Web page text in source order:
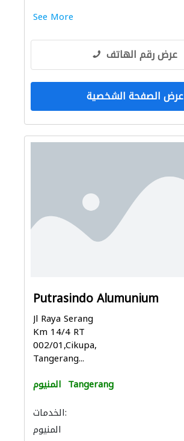
See More
عرض رقم الهاتف
عرض الصفحة الشخصية
Putrasindo Alumunium
Jl Raya Serang
Km 14/4 RT
002/01,Cikupa,
Tangerang...
المنيوم Tangerang
الخدمات:
المنيوم